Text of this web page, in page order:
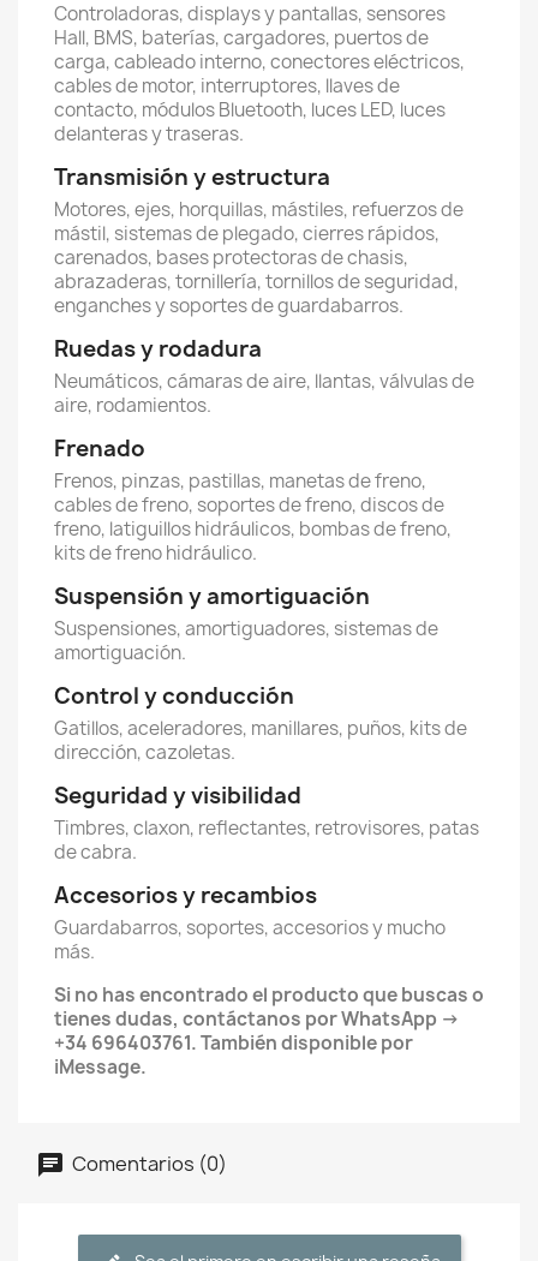
Controladoras, displays y pantallas, sensores
Hall, BMS, baterías, cargadores, puertos de
carga, cableado interno, conectores eléctricos,
cables de motor, interruptores, llaves de
contacto, módulos Bluetooth, luces LED, luces
delanteras y traseras.
Transmisión y estructura
Motores, ejes, horquillas, mástiles, refuerzos de
mástil, sistemas de plegado, cierres rápidos,
carenados, bases protectoras de chasis,
abrazaderas, tornillería, tornillos de seguridad,
enganches y soportes de guardabarros.
Ruedas y rodadura
Neumáticos, cámaras de aire, llantas, válvulas de
aire, rodamientos.
Frenado
Frenos, pinzas, pastillas, manetas de freno,
cables de freno, soportes de freno, discos de
freno, latiguillos hidráulicos, bombas de freno,
kits de freno hidráulico.
Suspensión y amortiguación
Suspensiones, amortiguadores, sistemas de
amortiguación.
Control y conducción
Gatillos, aceleradores, manillares, puños, kits de
dirección, cazoletas.
Seguridad y visibilidad
Timbres, claxon, reflectantes, retrovisores, patas
de cabra.
Accesorios y recambios
Guardabarros, soportes, accesorios y mucho
más.
Si no has encontrado el producto que buscas o
tienes dudas, contáctanos por WhatsApp →
+34 696403761. También disponible por
iMessage.
Comentarios (0)